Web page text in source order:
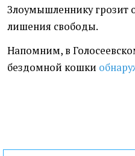
Злоумышленнику грозит
лишения свободы.
Напомним, в
бездомной кошки